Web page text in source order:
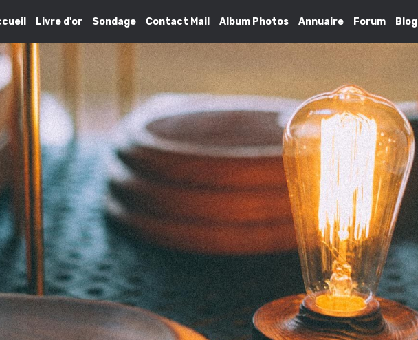
Livre d'or Sondage Contact Mail Album Photos Annuaire Forum Blog